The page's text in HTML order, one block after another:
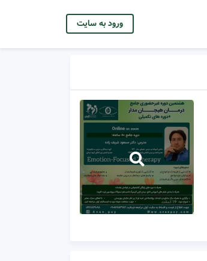
ورود به سایت